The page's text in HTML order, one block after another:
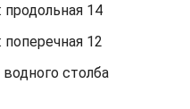
продольная 14
поперечная 12
столба